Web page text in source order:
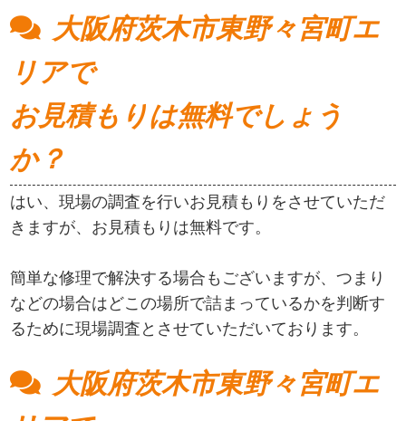
大阪府茨木市東野々宮町エ
リアで
お見積もりは無料でしょう
か？
はい、現場の調査を行いお見積もりをさせていただ
きますが、お見積もりは無料です。
簡単な修理で解決する場合もございますが、つまり
などの場合はどこの場所で詰まっているかを判断す
るために現場調査とさせていただいております。
大阪府茨木市東野々宮町エ